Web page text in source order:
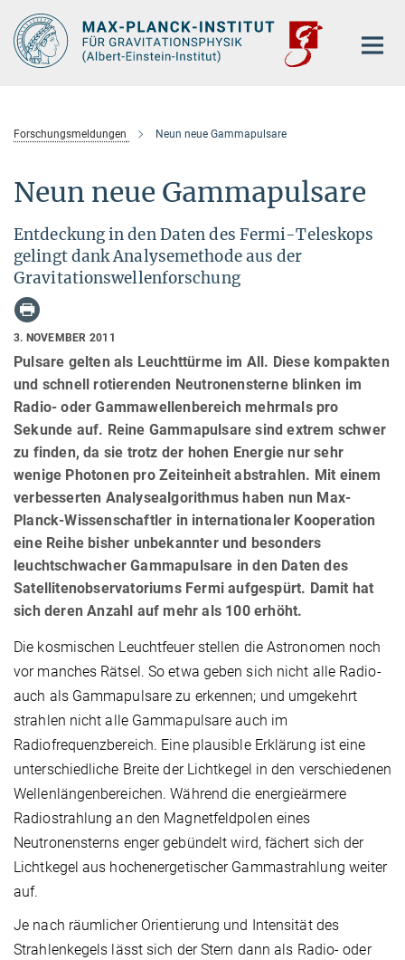
Hauptinhalt
Forschungsmeldungen Neun neue Gammapulsare
Neun neue Gammapulsare
Entdeckung in den Daten des Fermi-Teleskops
gelingt dank Analysemethode aus der
Gravitationswellenforschung
3. NOVEMBER 2011
Pulsare gelten als Leuchttürme im All. Diese kompakten
und schnell rotierenden Neutronensterne blinken im
Radio- oder Gammawellenbereich mehrmals pro
Sekunde auf. Reine Gammapulsare sind extrem schwer
zu finden, da sie trotz der hohen Energie nur sehr
wenige Photonen pro Zeiteinheit abstrahlen. Mit einem
verbesserten Analysealgorithmus haben nun Max-
Planck-Wissenschaftler in internationaler Kooperation
eine Reihe bisher unbekannter und besonders
leuchtschwacher Gammapulsare in den Daten des
Satellitenobservatoriums Fermi aufgespürt. Damit hat
sich deren Anzahl auf mehr als 100 erhöht.
Die kosmischen Leuchtfeuer stellen die Astronomen noch
vor manches Rätsel. So etwa geben sich nicht alle Radio-
auch als Gammapulsare zu erkennen; und umgekehrt
strahlen nicht alle Gammapulsare auch im
Radiofrequenzbereich. Eine plausible Erklärung ist eine
unterschiedliche Breite der Lichtkegel in den verschiedenen
Wellenlängenbereichen. Während die energieärmere
Radiostrahlung an den Magnetfeldpolen eines
Neutronensterns enger gebündelt wird, fächert sich der
Lichtkegel aus hochenergetischer Gammastrahlung weiter
auf.
Je nach räumlicher Orientierung und Intensität des
Strahlenkegels lässt sich der Stern dann als Radio- oder